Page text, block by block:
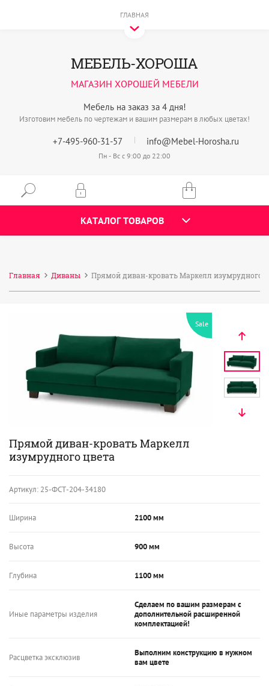
ГЛАВНАЯ
Мебель на заказ за 4 дня!
Изготовим мебель по чертежам и вашим размерам в любых цветах!
МЕБЕЛЬ-ХОРОША
МАГАЗИН ХОРОШЕЙ МЕБЕЛИ
+7-495-960-31-57 info@Mebel-Horosha.ru
Пн - Вс с 9:00 до 22:00
КАТАЛОГ ТОВАРОВ
Главная Диваны Прямой диван-кровать Маркелл изумрудного
Sale
Прямой диван-кровать Маркелл
изумрудного цвета
Артикул: 25-ФСТ-204-34180
Ширина 2100 мм
Высота 900 мм
Глубина 1100 мм
Иные параметры изделия
Сделаем по вашим размерам с
дополнительной расширенной
комплектацией!
Расцветка эксклюзив
Выполним конструкцию в нужном
вам цвете